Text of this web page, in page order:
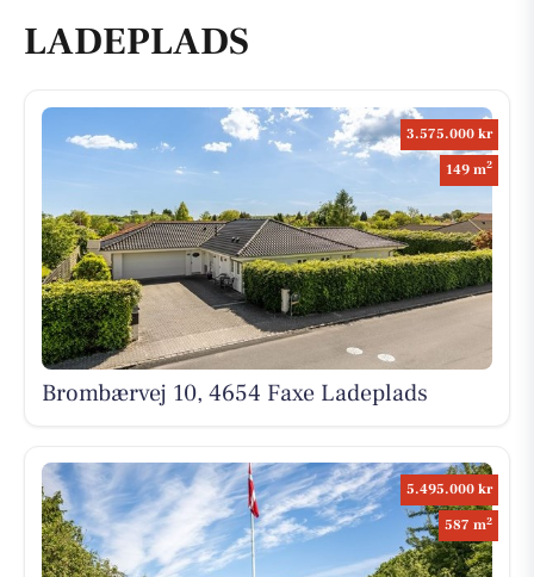
LADEPLADS
3.575.000 kr
149 m2
Brombærvej 10, 4654 Faxe Ladeplads
5.495.000 kr
587 m2